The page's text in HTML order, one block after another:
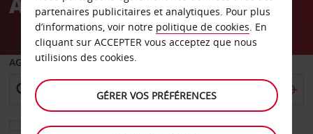
AGENCE DE DÉPART
Sélectionnez une autre agence de retour
partenaires publicitaires et analytiques. Pour plus
d’informations, voir notre politique de cookies. En
cliquant sur ACCEPTER vous acceptez que nous
utilisions des cookies.
GÉRER VOS PRÉFÉRENCES